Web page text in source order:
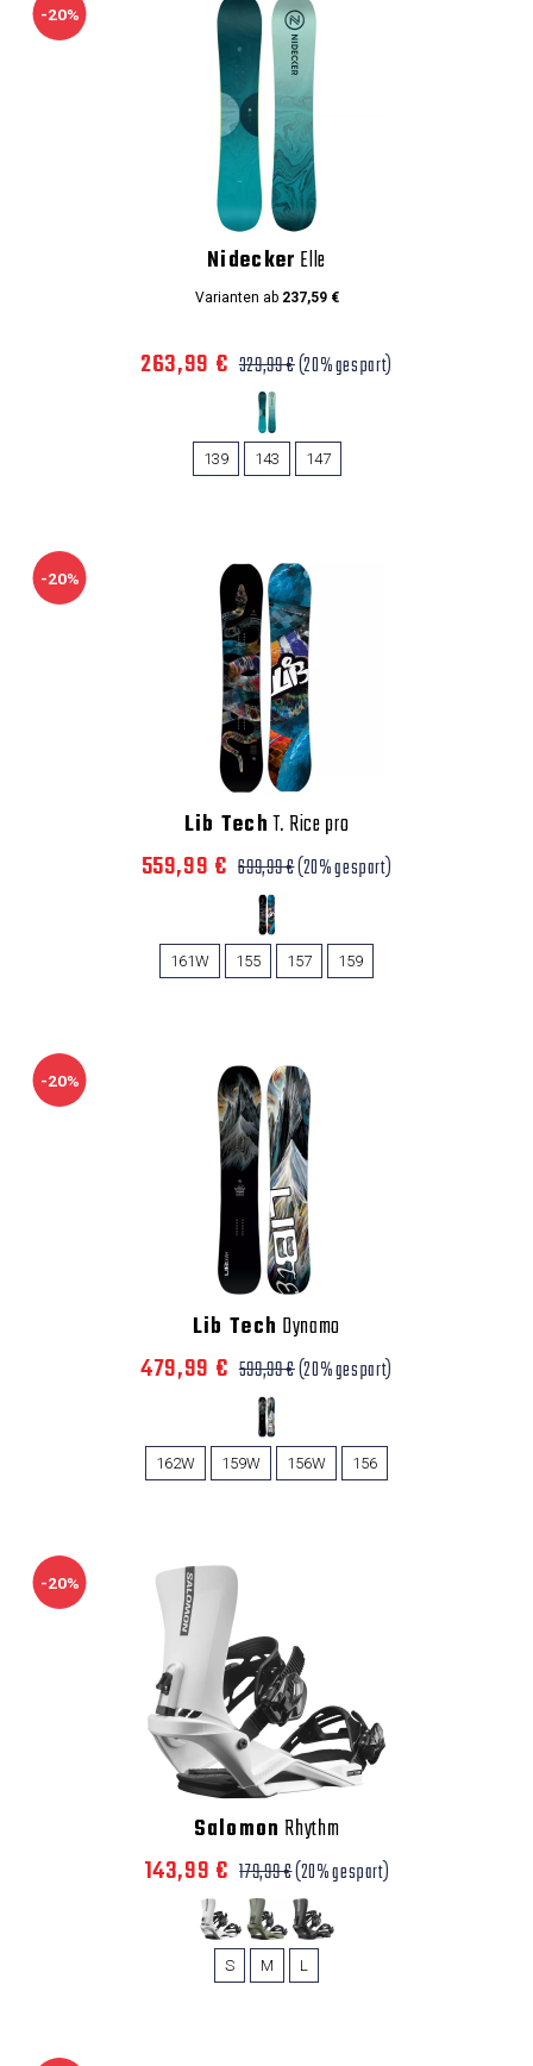
-20%
Nidecker Elle
Varianten ab237,59 €
263,99 € 329,99 €(20% gespart)
139 143 147
-20%
Lib TechT. Rice pro
559,99 € 699,99 €(20% gespart)
161W 155 157 159
-20%
Lib Tech Dynamo
479,99 € 599,99 €(20% gespart)
162W 159W 156W 156
-20%
Salomon Rhythm
143,99 € 179,99 €(20% gespart)
S M L